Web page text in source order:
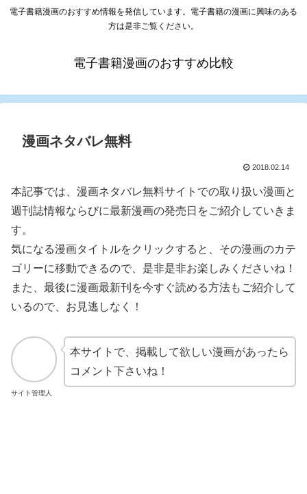
電子書籍漫画のおすすめ情報を発信しています。電子書籍の漫画に興味のある
方は是非ご覧ください。
電子書籍漫画のおすすめ比較
漫画ネタバレ無料
2018.02.14
本記事では、漫画ネタバレ無料サイトでの取り扱い漫画と
週刊誌情報ならびに最新漫画の発売日をご紹介していきま
す。
気になる漫画タイトルをクリックすると、その漫画のカテ
ゴリーに移動できるので、是非是非お楽しみくださいね！
また、最後に漫画最新刊を今すぐ読める方法もご紹介して
いるので、お見逃しなく！
サイト管理人
本サイトで、掲載して欲しい漫画があったら
コメント下さいね！